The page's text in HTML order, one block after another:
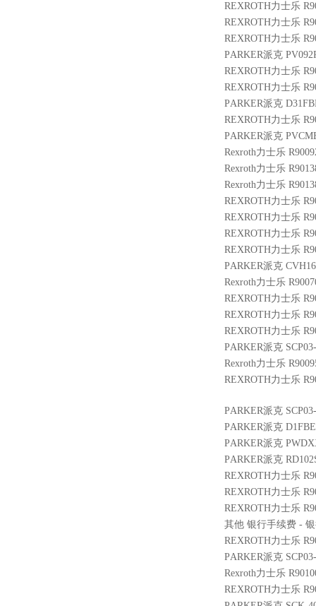
REXROTH力士乐
REXROTH力士乐
REXROTH力士乐
PARKER派克
REXROTH力士乐
REXROTH力士乐
PARKER派克
REXROTH力士乐
PARKER派克
Rexroth力士乐
Rexroth力士乐
Rexroth力士乐
REXROTH力士乐
REXROTH力士乐
REXROTH力士乐
REXROTH力士乐
PARKER派克
Rexroth力士乐
REXROTH力士乐
REXROTH力士乐
REXROTH力士乐
PARKER派克
Rexroth力士乐
REXROTH力士乐
PARKER派克
PARKER派克
PARKER派克
PARKER派克
REXROTH力士乐
REXROTH力士乐
REXROTH力士乐
其他 银行手续费 -
REXROTH力士乐
PARKER派克
Rexroth力士乐
REXROTH力士乐